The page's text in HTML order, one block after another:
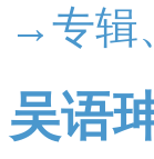
→专辑
吴语